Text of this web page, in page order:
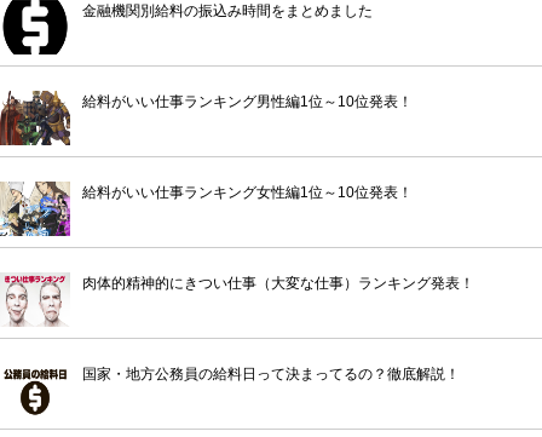
金融機関別給料の振込み時間をまとめました
給料がいい仕事ランキング男性編1位～10位発表！
給料がいい仕事ランキング女性編1位～10位発表！
肉体的精神的にきつい仕事（大変な仕事）ランキング発表！
国家・地方公務員の給料日って決まってるの？徹底解説！